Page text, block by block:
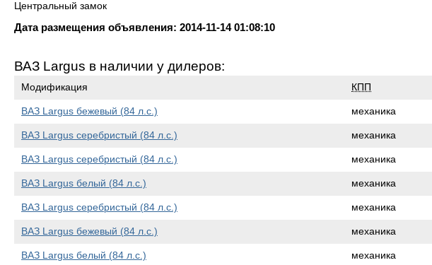
Центральный замок
Дата размещения объявления: 2014-11-14 01:08:10
ВАЗ Largus в наличии у дилеров:
Модификация КПП
ВАЗ Largus бежевый (84 л.с.) механика
ВАЗ Largus серебристый (84 л.с.) механика
ВАЗ Largus серебристый (84 л.с.) механика
ВАЗ Largus белый (84 л.с.) механика
ВАЗ Largus серебристый (84 л.с.) механика
ВАЗ Largus бежевый (84 л.с.) механика
ВАЗ Largus белый (84 л.с.) механика